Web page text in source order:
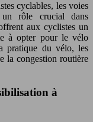
cyclables, les voies
un rôle crucial dans
aux cyclistes un
à opter pour le vélo
pratique du vélo, les
la congestion routière
à